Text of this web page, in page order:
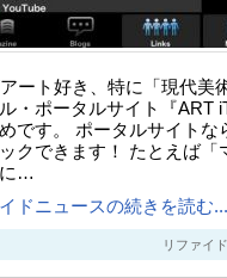
ート好き、特に「現代美
・ポータルサイト『ART
です。 ポータルサイトな
クできます！ たとえば「
…
ドニュースの続きを読む...
リファイド